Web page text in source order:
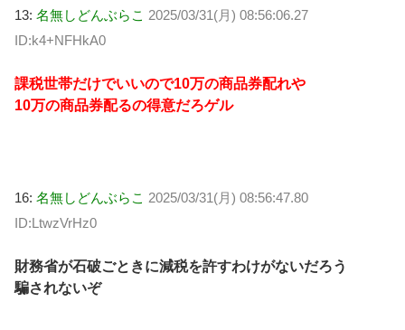
13: 名無しどんぶらこ 2025/03/31(月) 08:56:06.27
ID:k4+NFHkA0
課税世帯だけでいいので10万の商品券配れや
10万の商品券配るの得意だろゲル
16: 名無しどんぶらこ 2025/03/31(月) 08:56:47.80
ID:LtwzVrHz0
財務省が石破ごときに減税を許すわけがないだろう
騙されないぞ